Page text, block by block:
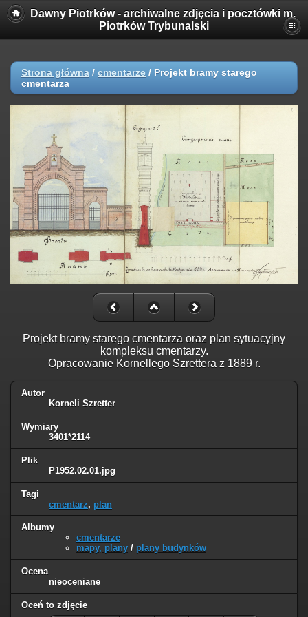
Dawny Piotrków - archiwalne zdjęcia i pocztówki m.
Piotrków Trybunalski
Strona główna / cmentarze / Projekt bramy starego
cmentarza
Projekt bramy starego cmentarza oraz plan sytuacyjny
kompleksu cmentarzy.
Opracowanie Kornellego Szrettera z 1889 r.
Autor
Korneli Szretter
Wymiary
3401*2114
Plik
P1952.02.01.jpg
Tagi
cmentarz, plan
Albumy
cmentarze
mapy, plany / plany budynków
Ocena
nieoceniane
Oceń to zdjęcie